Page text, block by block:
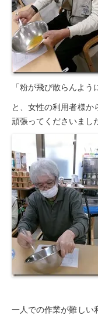
滝町デイケア
デイケアブログ
健康診断
浜松とよおか病院 健
豊橋元町病院 健康管
「粉が飛び散らんよう
と、女性の利用者様か
頑張ってくださいまし
一人での作業が難しい